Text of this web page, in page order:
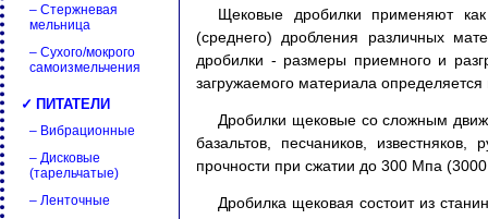
– Стержневая
мельница
– Сухого/мокрого
самоизмельчения
✓ ПИТАТЕЛИ
– Вибрационные
– Дисковые
(тарельчатые)
– Ленточные
Щековые дробилки применяют
(среднего) дробления различных
дробилки - размеры приемного и
загружаемого материала
Дробилки щековые со сложным
базальтов, песчаников,
прочности при сжатии до 300 Мпа (3000
Дробилка щековая состоит из